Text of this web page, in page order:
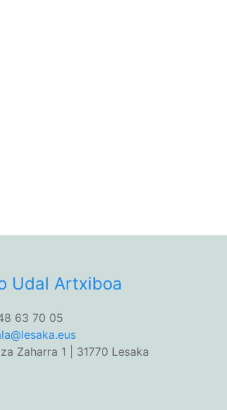
Udal Artxiboa
63 70 05
Zaharra 1 | 31770 Lesaka